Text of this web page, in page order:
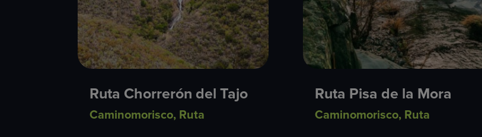
Ruta Chorrerón del Tajo
Caminomorisco, Ruta
Ruta Pisa de la Mora
Caminomorisco, Ruta